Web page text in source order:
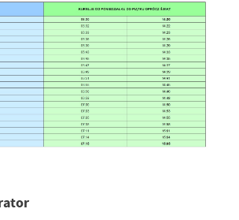
ofert, komunikatów mediów